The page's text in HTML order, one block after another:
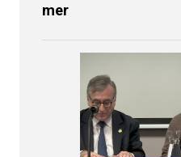
mer